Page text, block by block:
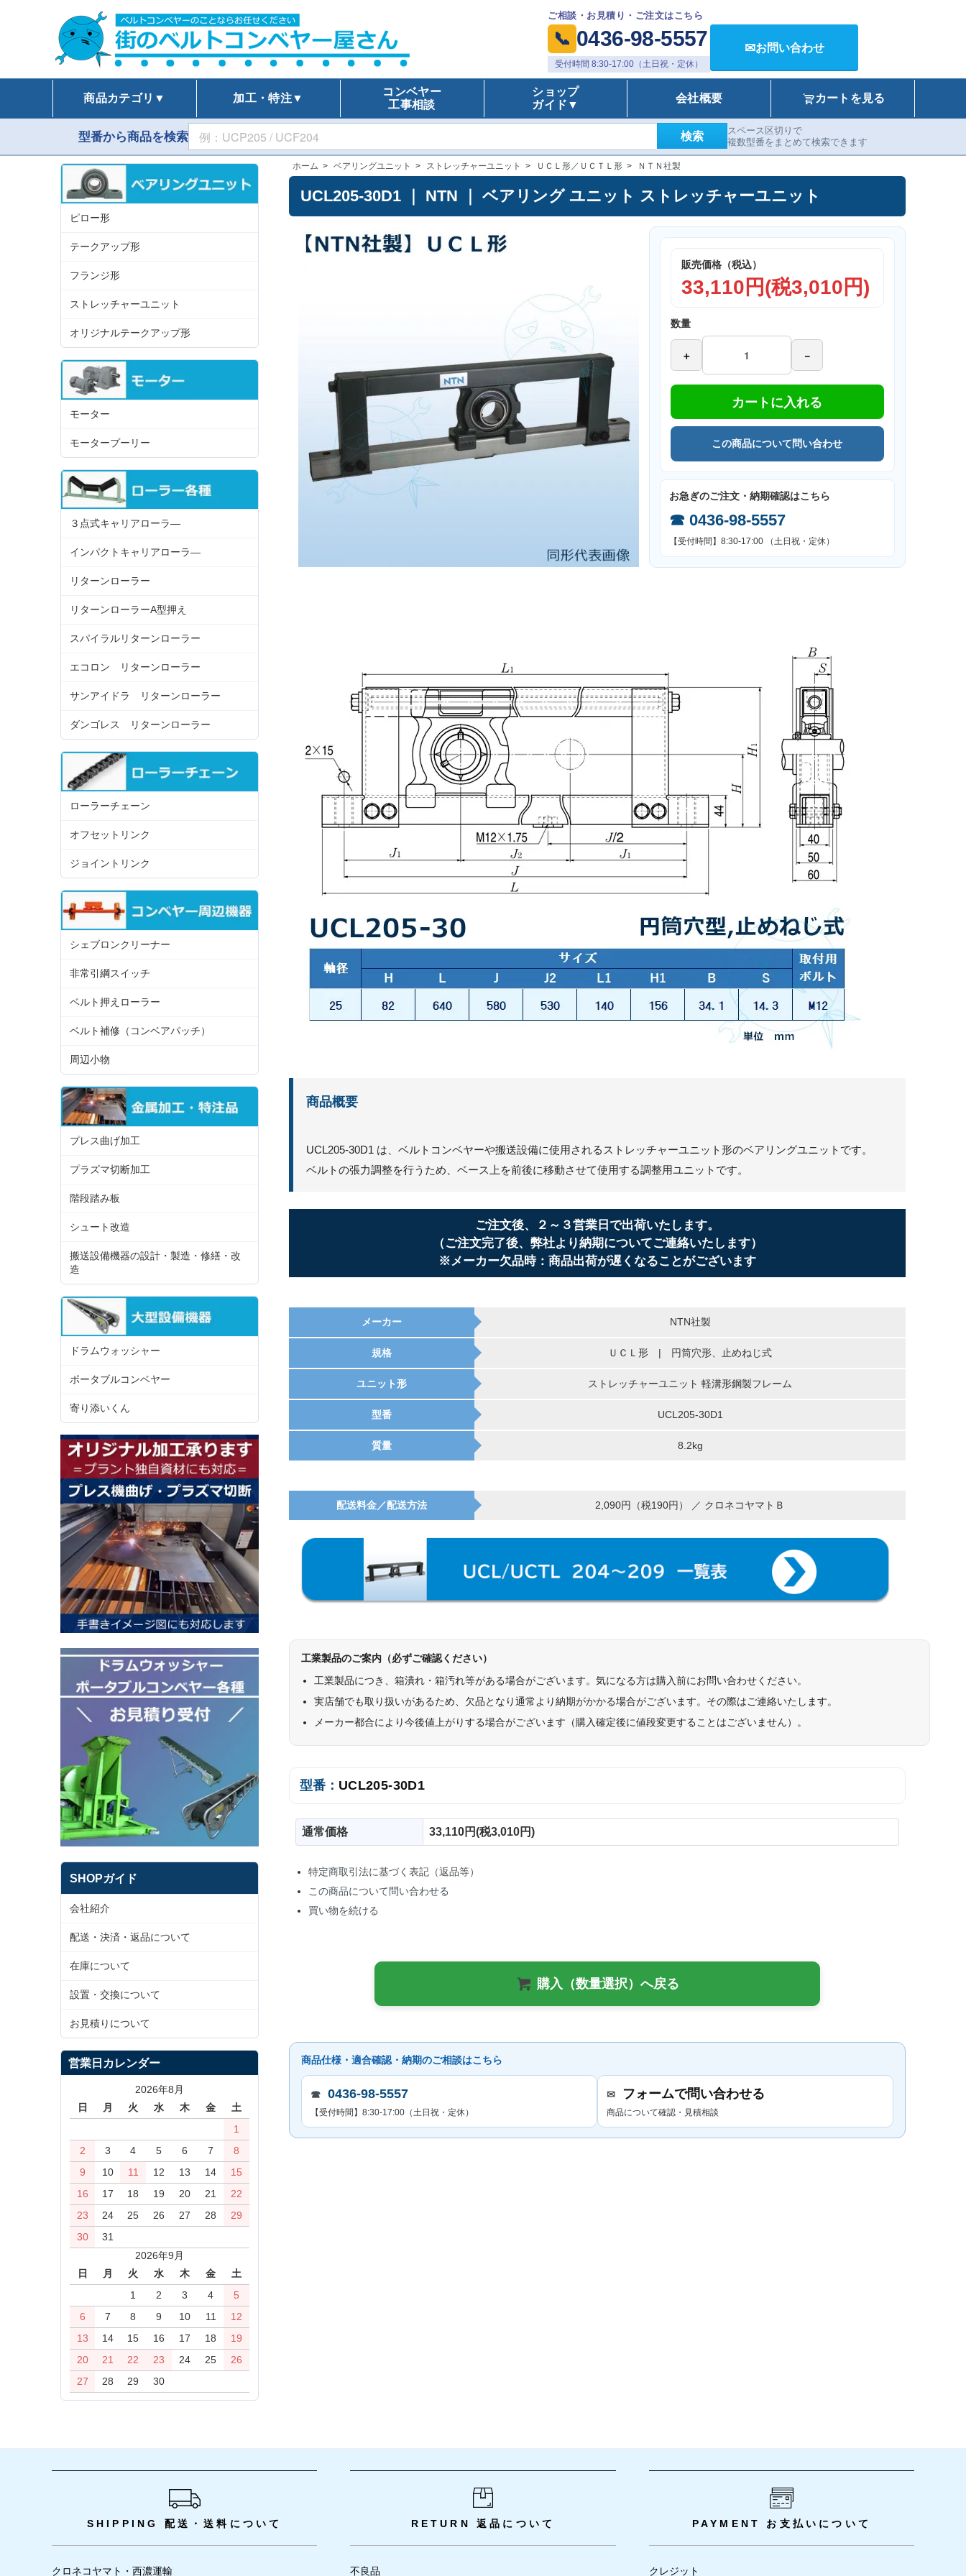
ご相談・お見積り・ご注文はこちら
📞 0436-98-5557
受付時間 8:30-17:00（土日祝・定休）
✉お問い合わせ
商品カテゴリ▼ 加工・特注▼
コンベヤー
工事相談
ショップ
ガイド▼
会社概要 カートを見る
型番から商品を検索 検索
スペース区切りで
複数型番をまとめて検索できます
ホーム > ベアリングユニット > ストレッチャーユニット > ＵＣＬ形／ＵＣＴＬ形 > ＮＴＮ社製
UCL205-30D1 ｜ NTN ｜ ベアリング ユニット ストレッチャーユニット
販売価格（税込）
33,110円(税3,010円)
数量
＋ －
カートに入れる
この商品について問い合わせ
お急ぎのご注文・納期確認はこちら
☎ 0436-98-5557
【受付時間】8:30-17:00 （土日祝・定休）
商品概要
UCL205-30D1 は、ベルトコンベヤーや搬送設備に使用されるストレッチャーユニット形のベアリングユニットです。
ベルトの張力調整を行うため、ベース上を前後に移動させて使用する調整用ユニットです。
ご注文後、２～３営業日で出荷いたします。
（ご注文完了後、弊社より納期についてご連絡いたします）
※メーカー欠品時：商品出荷が遅くなることがございます
メーカー NTN社製
規格 ＵＣＬ形 | 円筒穴形、止めねじ式
ユニット形 ストレッチャーユニット 軽溝形鋼製フレーム
型番 UCL205-30D1
質量 8.2kg
配送料金／配送方法 2,090円（税190円） ／ クロネコヤマトＢ
工業製品のご案内（必ずご確認ください）
工業製品につき、箱潰れ・箱汚れ等がある場合がございます。気になる方は購入前にお問い合わせください。
実店舗でも取り扱いがあるため、欠品となり通常より納期がかかる場合がございます。その際はご連絡いたします。
メーカー都合により今後値上がりする場合がございます（購入確定後に値段変更することはございません）。
型番： UCL205-30D1
通常価格 33,110円(税3,010円)
特定商取引法に基づく表記（返品等）
この商品について問い合わせる
買い物を続ける
購入（数量選択）へ戻る
商品仕様・適合確認・納期のご相談はこちら
☎ 0436-98-5557
【受付時間】8:30-17:00（土日祝・定休）
✉ フォームで問い合わせる
商品について確認・見積相談
ピロー形
テークアップ形
フランジ形
ストレッチャーユニット
オリジナルテークアップ形
モーター
モータープーリー
３点式キャリアローラ―
インパクトキャリアローラ―
リターンローラー
リターンローラーA型押え
スパイラルリターンローラー
エコロン リターンローラー
サンアイドラ リターンローラー
ダンゴレス リターンローラー
ローラーチェーン
オフセットリンク
ジョイントリンク
シェブロンクリーナー
非常引綱スイッチ
ベルト押えローラー
ベルト補修（コンベアパッチ）
周辺小物
プレス曲げ加工
プラズマ切断加工
階段踏み板
シュート改造
搬送設備機器の設計・製造・修繕・改
造
ドラムウォッシャー
ポータブルコンベヤー
寄り添いくん
SHOPガイド
会社紹介
配送・決済・返品について
在庫について
設置・交換について
お見積りについて
営業日カレンダー
2026年8月
日
月 火 水 木 金
土
1
2
3 4 5 6 7
8
9
10 11 12 13 14
15
16
17 18 19 20 21
22
23
24 25 26 27 28
29
30
31
2026年9月
日
月 火 水 木 金
土
1
2 3 4
5
6
7 8 9 10 11
12
13
14 15 16 17 18
19
20
21 22 23 24 25
26
27
28 29 30
SHIPPING 配送・送料について
クロネコヤマト・西濃運輸
RETURN返品について
不良品
PAYMENT お支払いについて
クレジット